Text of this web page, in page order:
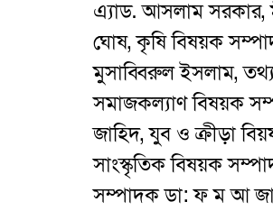
এ্যাড. আসলাম সরকার,
ঘোষ, কৃষি বিষয়ক
মুসাব্বিরুল ইসলাম,
সমাজকল্যাণ বিষয়ক
জাহিদ, যুব ও ক্রীড়া
সাংস্কৃতিক বিষয়ক
সম্পাদক ডা: ফ ম আ